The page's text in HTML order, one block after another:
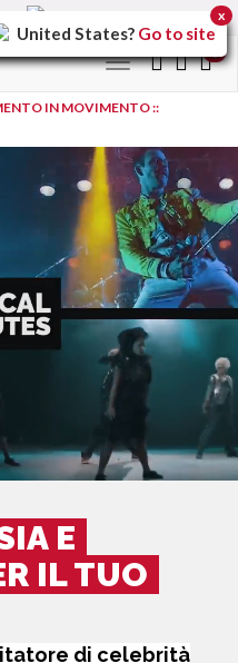
Toggle
navigation
IN MOVIMENTO::
E
IL TUO
di celebrità
United States? Go to site
x